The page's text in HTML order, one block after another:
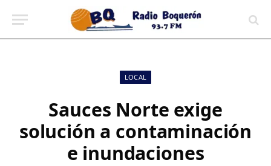
LOCAL
Sauces Norte exige
solución a contaminación
e inundaciones